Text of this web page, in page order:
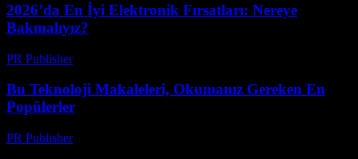
2026’da En İyi Elektronik Fırsatları: Nereye
Bakmalıyız?
PR Publisher-
Bu Teknoloji Makaleleri, Okumanız Gereken En
Popülerler
PR Publisher-